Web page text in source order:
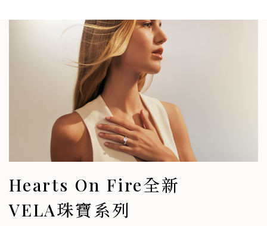
Hearts On Fire全新
VELA珠寶系列